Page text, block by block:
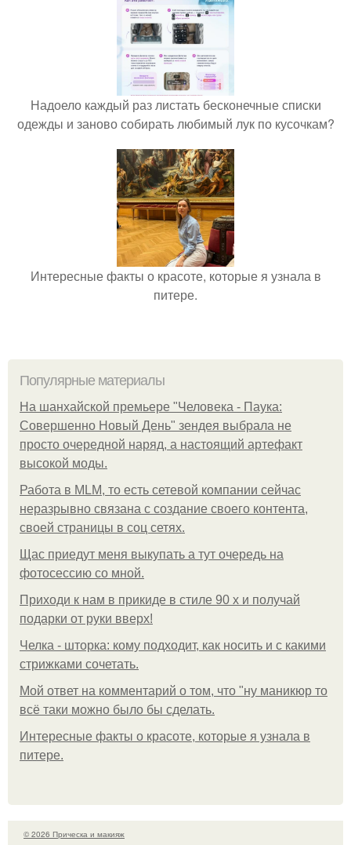
Надоело каждый раз листать бесконечные списки
одежды и заново собирать любимый лук по кусочкам?
Интересные факты о красоте, которые я узнала в
питере.
Популярные материалы
На шанхайской премьере "Человека - Паука:
Совершенно Новый День" зендея выбрала не
просто очередной наряд, а настоящий артефакт
высокой моды.
Работа в MLM, то есть сетевой компании сейчас
неразрывно связана с создание своего контента,
своей страницы в соц сетях.
Щас приедут меня выкупать а тут очередь на
фотосессию со мной.
Приходи к нам в прикиде в стиле 90 х и получай
подарки от руки вверх!
Челка - шторка: кому подходит, как носить и с какими
стрижками сочетать.
Мой ответ на комментарий о том, что "ну маникюр то
всё таки можно было бы сделать.
Интересные факты о красоте, которые я узнала в
питере.
© 2026 Прическа и макияж